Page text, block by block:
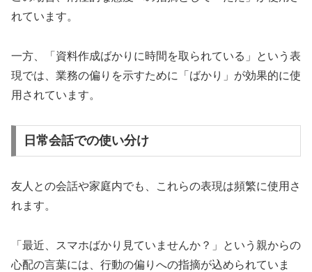
れています。
一方、「資料作成ばかりに時間を取られている」という表
現では、業務の偏りを示すために「ばかり」が効果的に使
用されています。
日常会話での使い分け
友人との会話や家庭内でも、これらの表現は頻繁に使用さ
れます。
「最近、スマホばかり見ていませんか？」という親からの
心配の言葉には、行動の偏りへの指摘が込められていま